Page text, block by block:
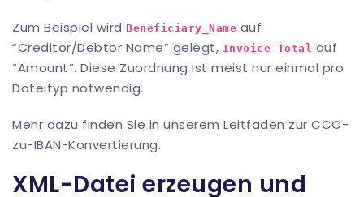
Zum Beispiel wird Beneficiary_Name auf
“Creditor/Debtor Name” gelegt, Invoice_Total auf
“Amount”. Diese Zuordnung ist meist nur einmal pro
Dateityp notwendig.
Mehr dazu finden Sie in unserem Leitfaden zur CCC-
zu-IBAN-Konvertierung.
XML-Datei erzeugen und